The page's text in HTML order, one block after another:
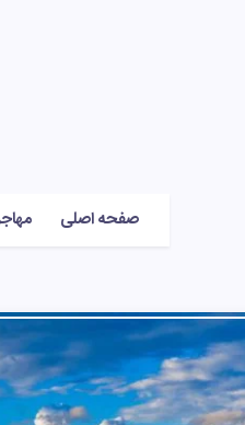
صفحه اصلی